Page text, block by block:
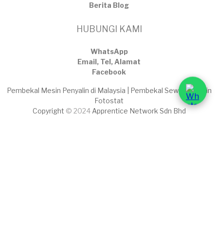
​Berita Blog
HUBUNGI KAMI
WhatsApp
Email, Tel, Alamat
Facebook
Pembekal Mesin Penyalin di Malaysia | Pembekal Sewaan Mesin
Fotostat
Copyright © 2024 Apprentice Network Sdn Bhd